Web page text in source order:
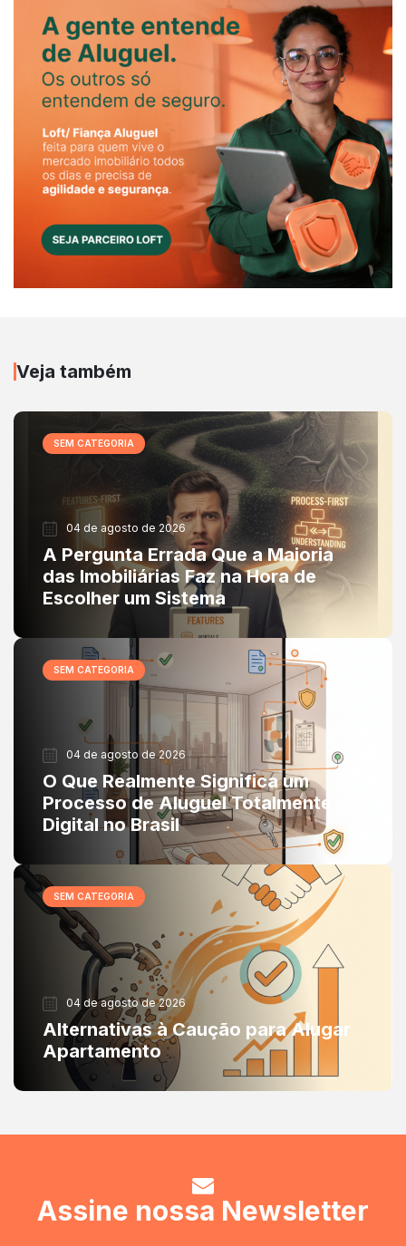
Veja também
SEM CATEGORIA
04 de agosto de 2026
A Pergunta Errada Que a Maioria
das Imobiliárias Faz na Hora de
Escolher um Sistema
SEM CATEGORIA
04 de agosto de 2026
O Que Realmente Significa um
Processo de Aluguel Totalmente
Digital no Brasil
SEM CATEGORIA
04 de agosto de 2026
Alternativas à Caução para Alugar
Apartamento
Assine nossa Newsletter